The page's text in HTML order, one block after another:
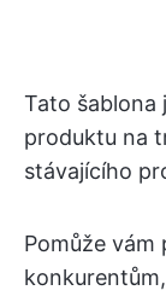
Tato šablona
produktu na
stávajícího
Pomůže vám